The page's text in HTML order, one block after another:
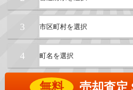
3
4
無料 売却査定